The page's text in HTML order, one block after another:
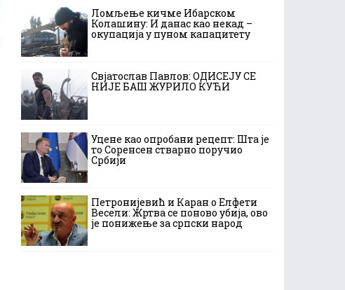
Ломљење кичме Ибарском
Колашину: И данас као некад –
окупација у пуном капацитету
Свјатослав Павлов: ОДИСЕЈУ СЕ
НИЈЕ БАШ ЖУРИЛО КУЋИ
Уцене као опробани рецепт: Шта је
то Соренсен стварно поручио
Србији
Петронијевић и Каран о Елфети
Весели: Жртва се поново убија, ово
је понижење за српски народ